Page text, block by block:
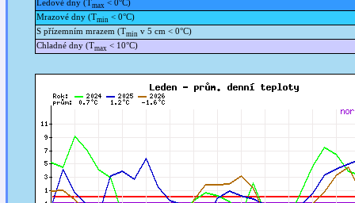
Ledové dny (Tmax < 0°C)
Mrazové dny (Tmin < 0°C)
S přízemním mrazem (Tmin v 5 cm < 0°C)
Chladné dny (Tmax < 10°C)